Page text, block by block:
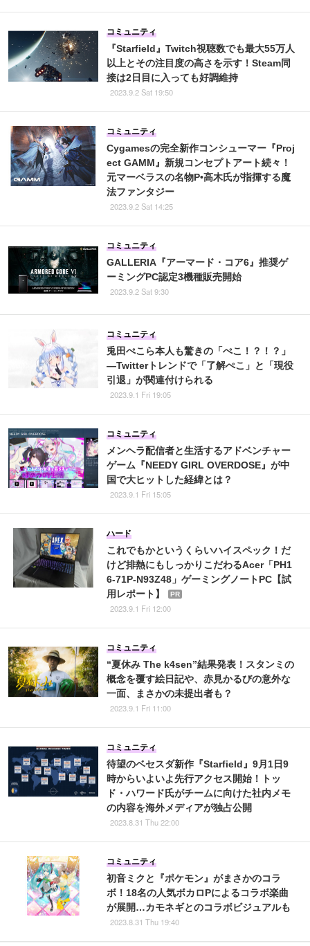
『Starfield』Twitch視聴数でも最大55万人
以上とその注目度の高さを示す！Steam同
接は2日目に入っても好調維持
コミュニティ
2023.9.2 Sat 19:50
Cygamesの完全新作コンシューマー『Proj
ect GAMM』新規コンセプトアート続々！
元マーベラスの名物P•高木氏が指揮する魔
法ファンタジー
コミュニティ
2023.9.2 Sat 14:25
GALLERIA『アーマード・コア6』推奨ゲ
ーミングPC認定3機種販売開始
コミュニティ
2023.9.2 Sat 9:30
兎田ぺこら本人も驚きの「ぺこ！？！？」
―Twitterトレンドで「了解ぺこ」と「現役
引退」が関連付けられる
コミュニティ
2023.9.1 Fri 19:05
メンヘラ配信者と生活するアドベンチャー
ゲーム『NEEDY GIRL OVERDOSE』が中
国で大ヒットした経緯とは？
コミュニティ
2023.9.1 Fri 15:05
これでもかというくらいハイスペック！だ
けど排熱にもしっかりこだわるAcer「PH1
6-71P-N93Z48」ゲーミングノートPC【試
用レポート】
PR
ハード
2023.9.1 Fri 12:00
“夏休み The k4sen”結果発表！スタンミの
概念を覆す絵日記や、赤見かるびの意外な
一面、まさかの未提出者も？
コミュニティ
2023.9.1 Fri 11:00
待望のベセスダ新作『Starfield』9月1日9
時からいよいよ先行アクセス開始！トッ
ド・ハワード氏がチームに向けた社内メモ
の内容を海外メディアが独占公開
コミュニティ
2023.8.31 Thu 22:00
初音ミクと『ポケモン』がまさかのコラ
ボ！18名の⼈気ボカロPによるコラボ楽曲
が展開…カモネギとのコラボビジュアルも
コミュニティ
2023.8.31 Thu 19:40